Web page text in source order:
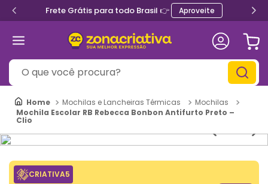
Frete Grátis para todo Brasil 👉 Aproveite
O que você procura?
Mochilas e Lancheiras Térmicas
Mochilas
Mochila Escolar RB Rebecca Bonbon Antifurto Preto –
Clio
CRIATIVA5